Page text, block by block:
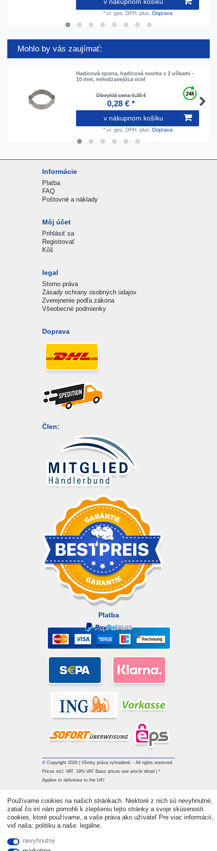
* vr. ges. DPH. plus. Doprava
Mohlo by vás zaujímať:
Hadicová spona, hadicová svorka s 2 uškami -
10 mm, nehrdzavejúca oceľ
Obvyklá cena 0,35 €
0,28 € *
v nákupnom košíku
* vr. ges. DPH. plus. Doprava
Informácie
Platba
FAQ
Poštovné a náklady
Môj účet
Prihlásiť sa
Registrovať
Kôš
legal
Storno práva
Zásady ochrany osobných údajov
Zverejnenie podľa zákona
Všeobecné podmienky
Doprava
Člen:
Platba
© Copyright 2026 | Všetky práva vyhradené. - All rights reserved.
Prices incl. VAT. 19% VAT Basic prices see article detail | *
Applies to deliveries to the UK!
Používame cookies na našich stránkach. Niektoré z nich sú nevyhnutné,
zatiaľ čo iní nám pomohli k zlepšeniu tejto stránky a svoje skúsenosti.
cookies, ktoré používame, a vaše práva ako užívateľ Pre viac informácií,
viď naša: politiku a naše: legálne.
nevyhnutný
Withdraw from contract here Kontakt